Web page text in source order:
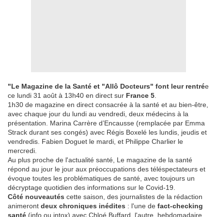
"Le Magazine de la Santé et "Allô Docteurs" font leur rentrée
ce lundi 31 août à 13h40 en direct sur France 5
1h30 de magazine en direct consacrée à la santé et au bien-être,
avec chaque jour du lundi au vendredi, deux médecins à la
présentation. Marina Carrère d’Encausse (remplacée par Emma
Strack durant ses congés) avec Régis Boxelé les lundis, jeudis et
vendredis. Fabien Doguet le mardi, et Philippe Charlier le
mercredi.
Au plus proche de l'actualité santé, Le magazine de la santé
répond au jour le jour aux préoccupations des téléspectateurs et
évoque toutes les problématiques de santé, avec toujours un
décryptage quotidien des informations sur le Covid-19.
Côté nouveautés cette saison, des journalistes de la rédaction
animeront deux chroniques inédites : l'une de fact-checking
santé (info ou intox) avec Chloé Buffard, l'autre, hebdomadaire